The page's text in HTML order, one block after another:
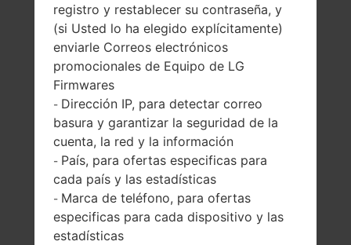
140 gramos (4.94
onzas)
Extraíble Li-Po
1900 mAh
Unknown
registro y restablecer su contraseña, y
(si Usted lo ha elegido explícitamente)
enviarle Correos electrónicos
promocionales de Equipo de LG
Firmwares
- Dirección IP, para detectar correo
basura y garantizar la seguridad de la
cuenta, la red y la información
- País, para ofertas especificas para
cada país y las estadísticas
- Marca de teléfono, para ofertas
especificas para cada dispositivo y las
estadísticas